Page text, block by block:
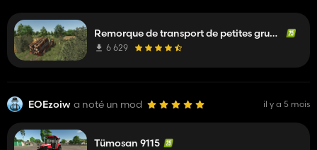
Remorque de transport de petites grumes
6 629
EOEzoiw a noté un mod il y a 5 mois
Tümosan 9115